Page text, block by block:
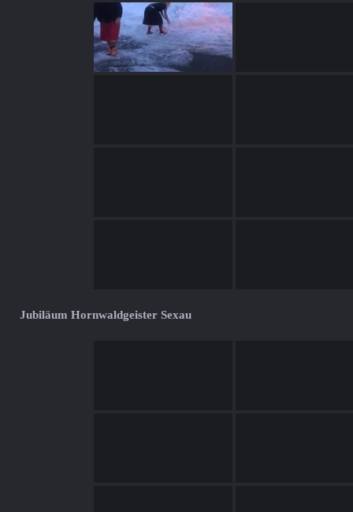
Jubiläum Hornwaldgeister Sexau